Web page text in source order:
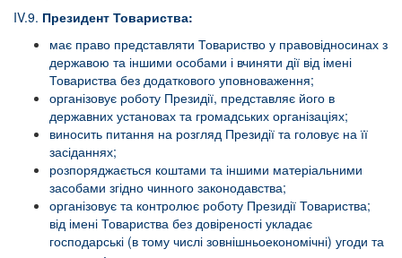
IV.9. Президент Товариства:
має право представляти Товариство у правовідносинах з
державою та іншими особами і вчиняти дії від імені
Товариства без додаткового уповноваження;
організовує роботу Президії, представляє його в
державних установах та громадських організаціях;
виносить питання на розгляд Президії та головує на її
засіданнях;
розпоряджається коштами та іншими матеріальними
засобами згідно чинного законодавства;
організовує та контролює роботу Президії Товариства;
від імені Товариства без довіреності укладає
господарські (в тому числі зовнішньоекономічні) угоди та